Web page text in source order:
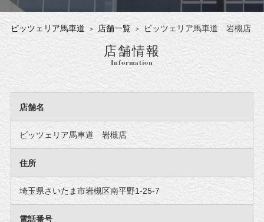
ピッツェリア馬車道 店舗一覧 ピッツェリア馬車道 岩槻店
店舗情報
Information
店舗名
ピッツェリア馬車道 岩槻店
住所
埼玉県さいたま市岩槻区南平野1-25-7
電話番号